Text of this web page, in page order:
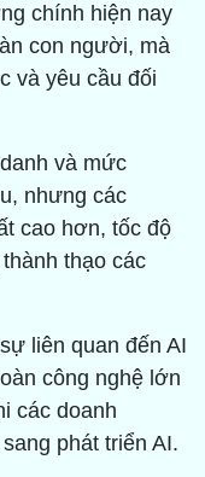
chính hiện nay
con người, mà
và yêu cầu đối
và mức
nhưng các
cao hơn, tốc độ
thạo các
liên quan đến AI
công nghệ lớn
các doanh
phát triển AI.